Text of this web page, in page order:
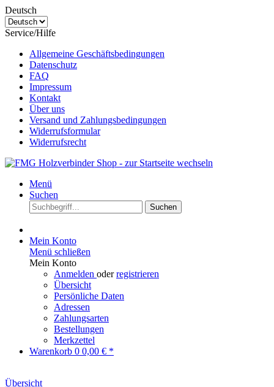
Deutsch
Service/Hilfe
Allgemeine Geschäftsbedingungen
Datenschutz
FAQ
Impressum
Kontakt
Über uns
Versand und Zahlungsbedingungen
Widerrufsformular
Widerrufsrecht
Menü
Suchen
Suchen
Mein Konto
Menü schließen
Mein Konto
Anmelden oderregistrieren
Übersicht
Persönliche Daten
Adressen
Zahlungsarten
Bestellungen
Merkzettel
Warenkorb 0 0,00 € *
Übersicht